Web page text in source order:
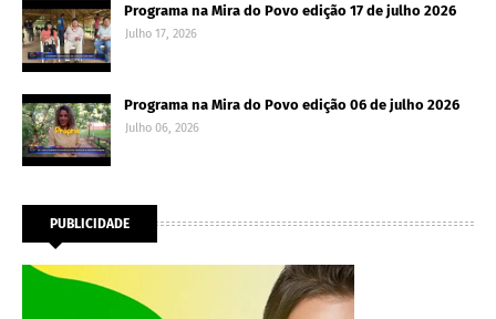
Programa na Mira do Povo edição 17 de julho 2026
Julho 17, 2026
Programa na Mira do Povo edição 06 de julho 2026
Julho 06, 2026
PUBLICIDADE